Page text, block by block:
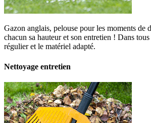
Gazon anglais, pelouse pour les moments de
chacun sa hauteur et son entretien ! Dans
régulier et le matériel adapté.
Nettoyage entretien